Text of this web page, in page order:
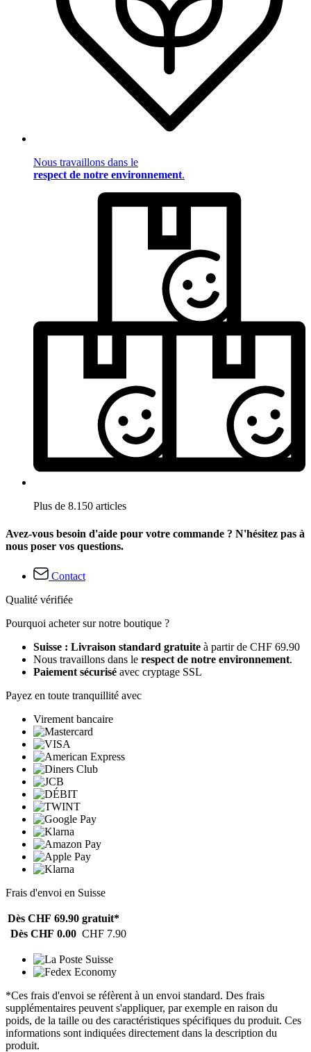
Nous travaillons dans le
respect de notre environnement.
Plus de 8.150 articles
Avez-vous besoin d'aide pour votre commande ? N'hésitez pas à
nous poser vos questions.
Contact
Qualité vérifiée
Pourquoi acheter sur notre boutique ?
Suisse : Livraison standard gratuite à partir de CHF 69.90
Nous travaillons dans le respect de notre environnement.
Paiement sécurisé avec cryptage SSL
Payez en toute tranquillité avec
Virement bancaire
Frais d'envoi en Suisse
Dès CHF 69.90 gratuit*
Dès CHF 0.00 CHF 7.90
*Ces frais d'envoi se réfèrent à un envoi standard. Des frais
supplémentaires peuvent s'appliquer, par exemple en raison du
poids, de la taille ou des caractéristiques spécifiques du produit. Ces
informations sont indiquées directement dans la description du
produit.